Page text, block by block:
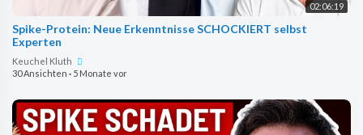
02:06:19
Spike-Protein: Neue Erkenntnisse SCHOCKIERT selbst
Experten
Keuchel Kluth
30 Ansichten · 5 Monate vor